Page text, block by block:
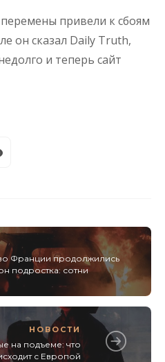
привели к сбоям
он сказал Daily Truth,
и теперь сайт
Франции продолжились
подростка: сотни
НОВОСТИ
на подъеме: что
с Европой